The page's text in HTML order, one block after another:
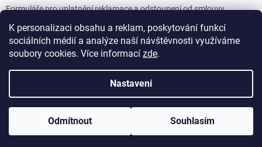
K personalizaci obsahu a reklam, poskytování funkcí
sociálních médií a analýze naší návštěvnosti využíváme
soubory cookies. Více informací zde.
Nastavení
Odmítnout Souhlasím
Formuláře pro uplatnění reklamace a odstoupení od smlouvy
Moje objednávka
Woodgrain s.r.o.
Upravit nastavení cookies